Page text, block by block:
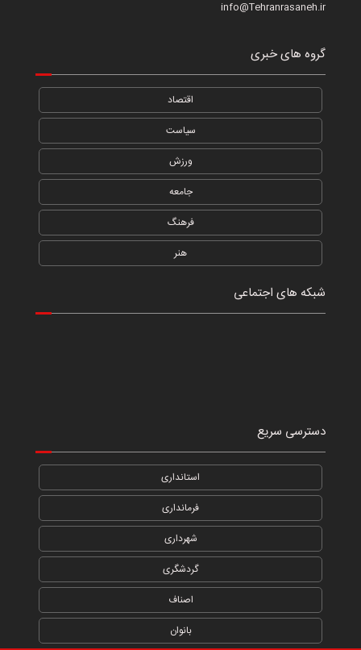
info@Tehranrasaneh.ir
گروه های خبری
اقتصاد
سیاست
ورزش
جامعه
فرهنگ
هنر
شبکه های اجتماعی
دسترسی سریع
استانداری
فرمانداری
شهرداری
گردشگری
اصناف
بانوان